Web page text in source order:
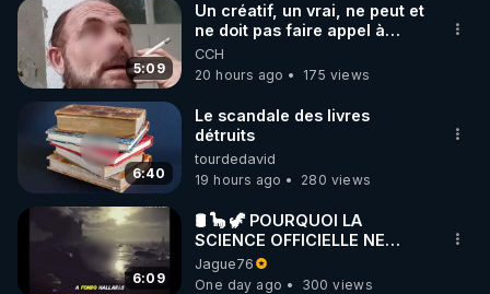
5:09
Un créatif, un vrai, ne peut et
ne doit pas faire appel à
l'intelligence artificielle
CCH
20 hours ago
175 views
6:40
Le scandale des livres
détruits
tourdedavid
19 hours ago
280 views
6:09
🛢 🦕 🦖 POURQUOI LA
SCIENCE OFFICIELLE NE
CONNAÎT-ELLE PAS LA VRAIE
ORIGINE DU PÉTROLE ?
Jague76
One day ago
300 views